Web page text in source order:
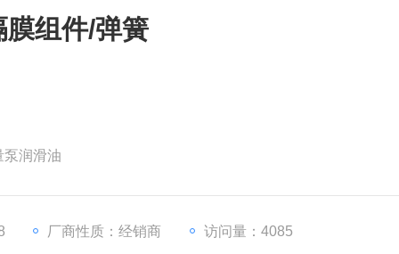
组件/弹簧
泵润滑油
厂商性质：经销商 访问量：4085